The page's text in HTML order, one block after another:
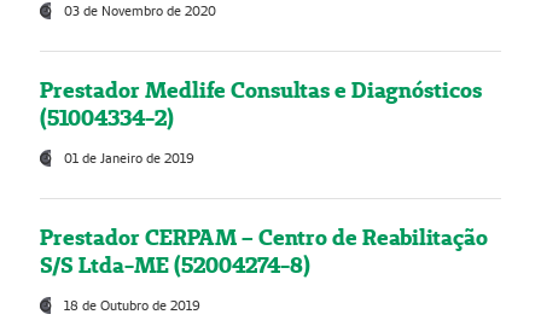
03 de Novembro de 2020
Prestador Medlife Consultas e Diagnósticos
(51004334-2)
01 de Janeiro de 2019
Prestador CERPAM – Centro de Reabilitação
S/S Ltda-ME (52004274-8)
18 de Outubro de 2019